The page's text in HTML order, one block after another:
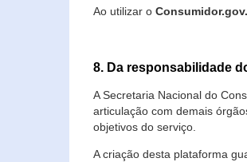
Ao utilizar o
8. Da responsabilidade
A Secretaria Nacional do
articulação com demais
objetivos do serviço.
A criação desta plataforma